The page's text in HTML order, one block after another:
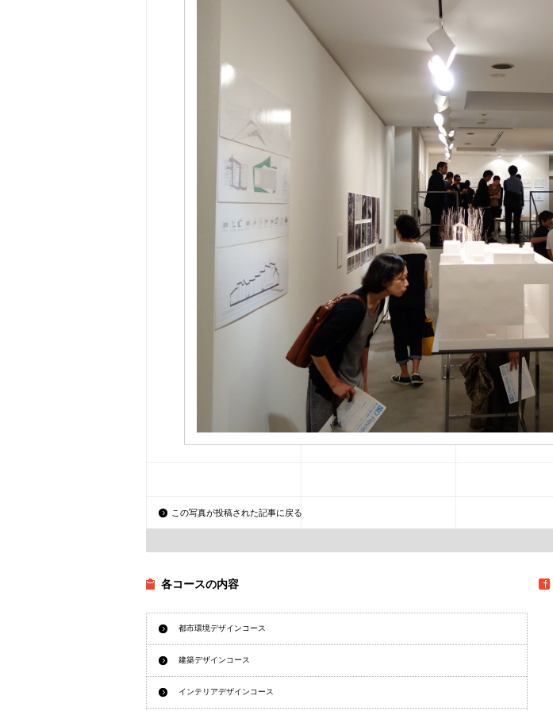
この写真が投稿された記事に戻る
各コースの内容
都市環境デザインコース
建築デザインコース
インテリアデザインコース